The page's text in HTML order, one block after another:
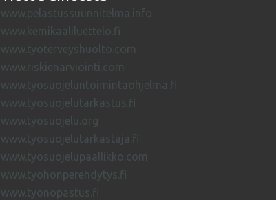
www.pelastussuunnitelma.info
www.kemikaaliluettelo.fi
www.tyoterveyshuolto.com
www.riskienarviointi.com
www.tyosuojeluntoimintaohjelma.fi
www.tyosuojelutarkastus.fi
www.tyosuojelu.org
www.tyosuojelutarkastaja.fi
www.tyosuojelupaallikko.com
www.tyohonperehdytys.fi
www.tyonopastus.fi